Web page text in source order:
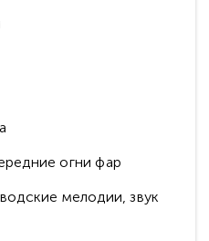
огни фар
мелодии, звук